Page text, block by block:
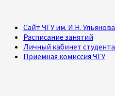
Сайт ЧГУ им. И.Н. Ульянова
Расписание занятий
Личный кабинет студента
Приемная комиссия ЧГУ